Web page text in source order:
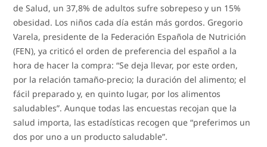
de Salud, un 37,8% de adultos sufre sobrepeso y un 15%
obesidad. Los niños cada día están más gordos. Gregorio
Varela, presidente de la Federación Española de Nutrición
(FEN), ya criticó el orden de preferencia del español a la
hora de hacer la compra: “Se deja llevar, por este orden,
por la relación tamaño-precio; la duración del alimento; el
fácil preparado y, en quinto lugar, por los alimentos
saludables”. Aunque todas las encuestas recojan que la
salud importa, las estadísticas recogen que “preferimos un
dos por uno a un producto saludable”.